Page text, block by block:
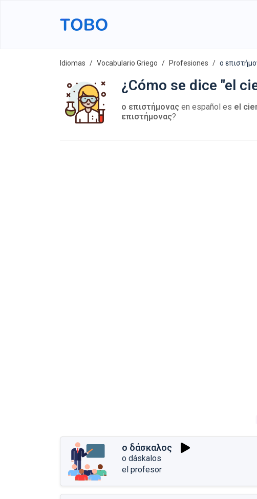
Idiomas Vocabulario Griego Profesiones ο
¿Cómo se dice "el
ο επιστήμονας en español es el
επιστήμονας?
ο δάσκαλος
o dáskalos
el profesor